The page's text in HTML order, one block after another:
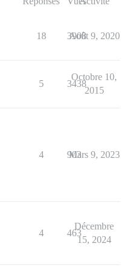
18 3908
Août 9, 2020
5 3438
Octobre 10,
2015
4 903
Mars 9, 2023
4 463
Décembre
15, 2024